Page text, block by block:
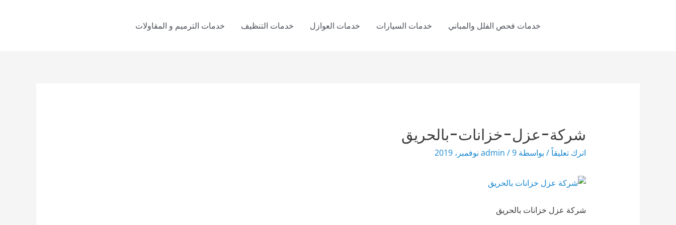
خدمات فحص الفلل والمباني خدمات السيارات خدمات العوازل خدمات التنظيف خدمات الترميم و المقاولات
شركة-عزل-خزانات-بالحريق
اترك تعليقاً/ بواسطة admin/9 نوفمبر، 2019
شركة عزل خزانات بالحريق